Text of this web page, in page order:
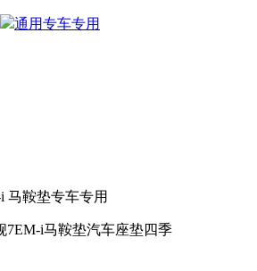
通用专车专用
马鞍垫专车专用
7EM-i马鞍垫汽车座垫四季